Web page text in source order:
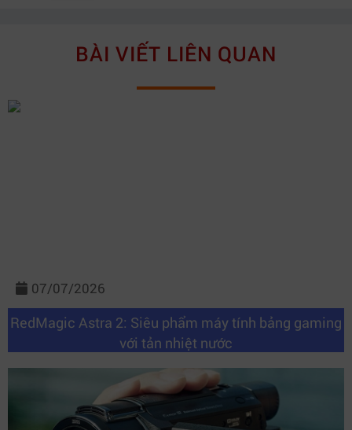
BÀI VIẾT LIÊN QUAN
07/07/2026
RedMagic Astra 2: Siêu phẩm máy tính bảng gaming
với tản nhiệt nước